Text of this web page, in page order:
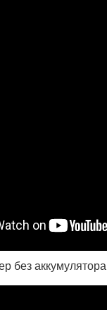
без аккумулятора